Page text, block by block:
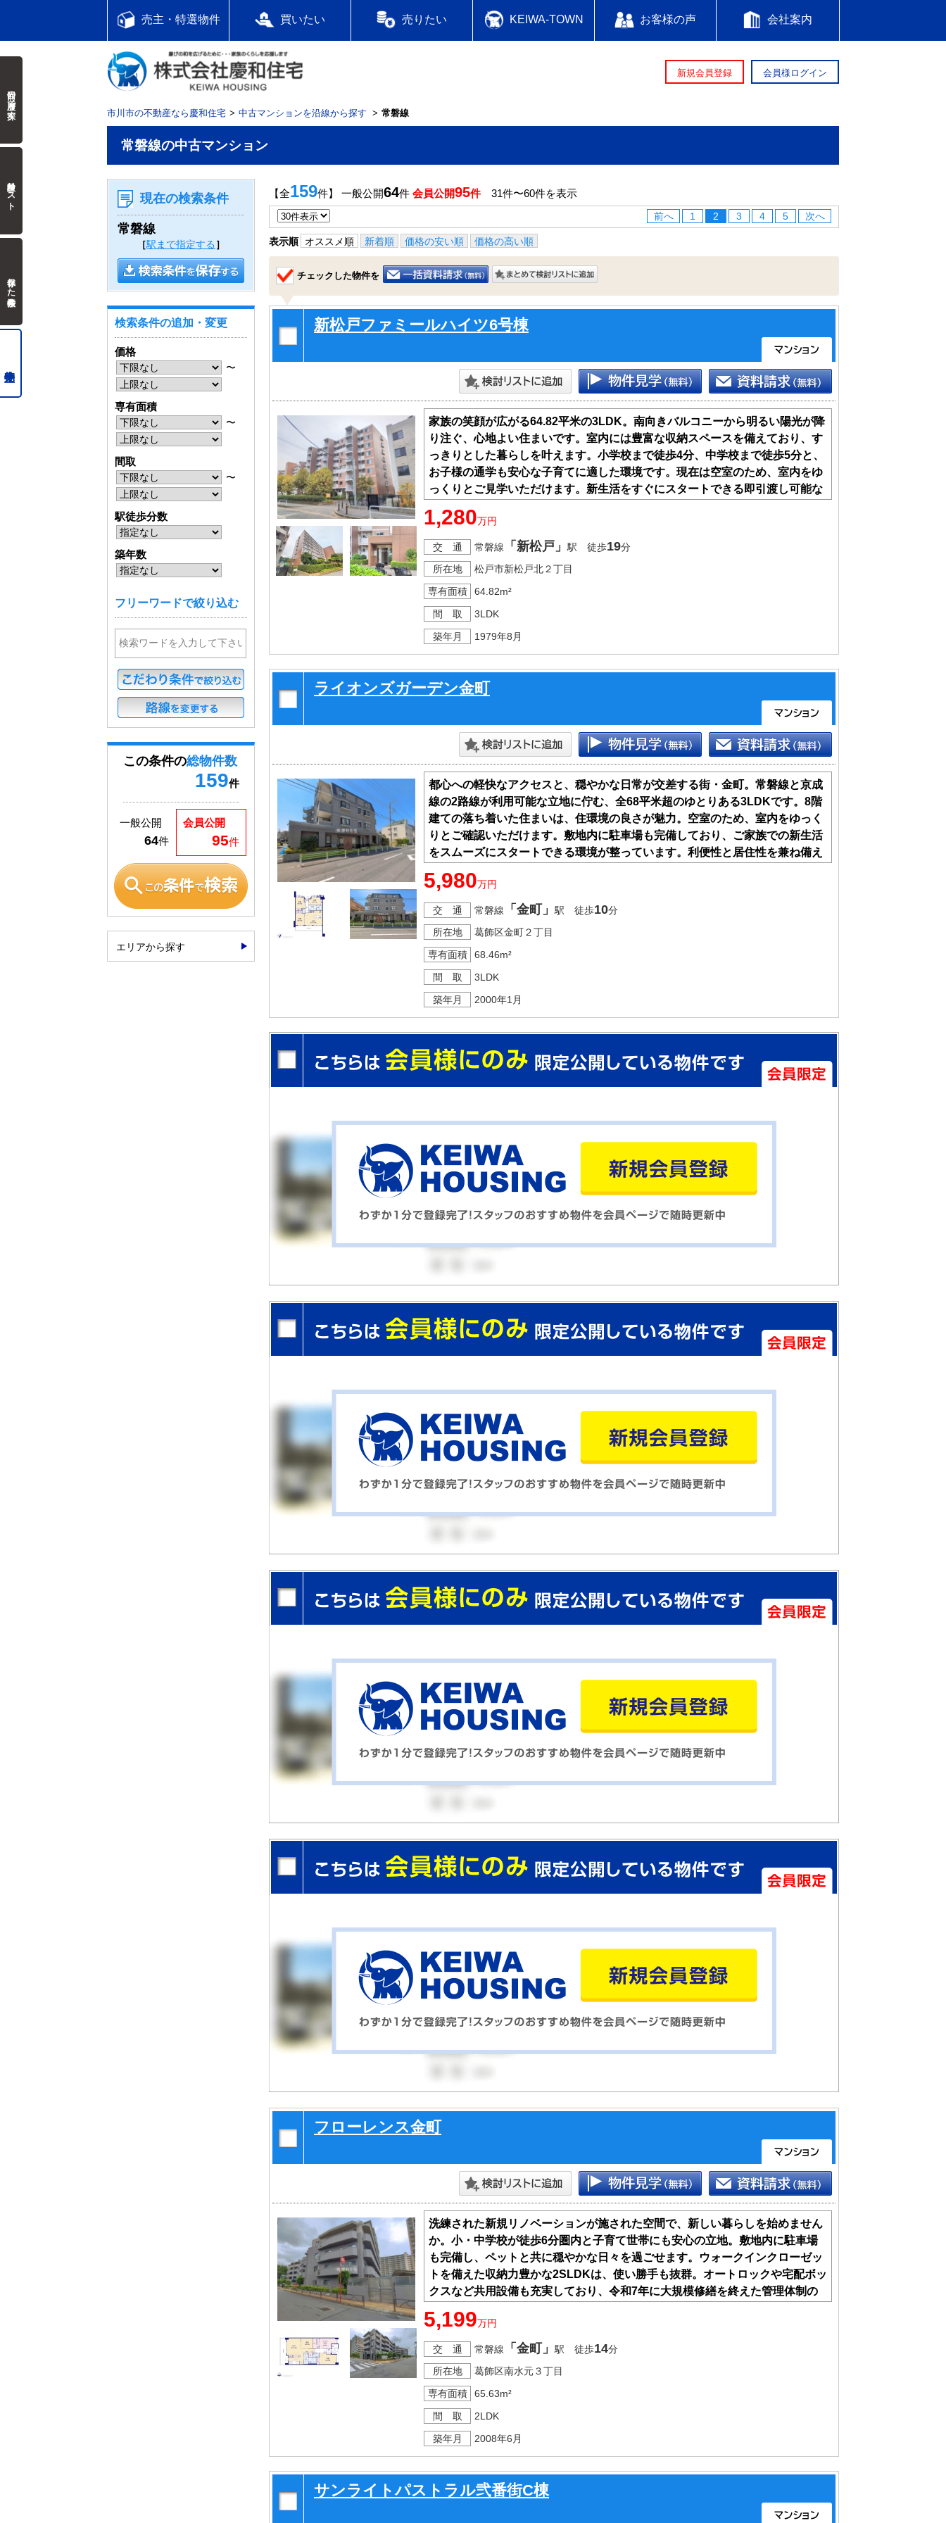
売主・特選物件 買いたい 売りたい KEIWA-TOWN お客様の声 会社案内
新規会員登録 会員様ログイン
市川市の不動産なら慶和住宅 中古マンションを沿線から探す 常磐線
常磐線の中古マンション
【全159件】 一般公開64件 会員公開95件31件〜60件を表示
前へ 1 2 3 4 5 次へ
表示順 オススメ順 新着順 価格の安い順 価格の高い順
チェックした物件を
新松戸ファミールハイツ6号棟
家族の笑顔が広がる64.82平米の3LDK。南向きバルコニーから明るい陽光が降
り注ぐ、心地よい住まいです。室内には豊富な収納スペースを備えており、す
っきりとした暮らしを叶えます。小学校まで徒歩4分、中学校まで徒歩5分と、
お子様の通学も安心な子育てに適した環境です。現在は空室のため、室内をゆ
っくりとご見学いただけます。新生活をすぐにスタートできる即引渡し可能な
1,280万円
交 通 常磐線 「新松戸」 駅 徒歩19分
所在地
松戸市新松戸北２丁目
専有面積
64.82m²
間 取
3LDK
築年月
1979年8月
ライオンズガーデン金町
都心への軽快なアクセスと、穏やかな日常が交差する街・金町。常磐線と京成
線の2路線が利用可能な立地に佇む、全68平米超のゆとりある3LDKです。8階
建ての落ち着いた住まいは、住環境の良さが魅力。空室のため、室内をゆっく
りとご確認いただけます。敷地内に駐車場も完備しており、ご家族での新生活
をスムーズにスタートできる環境が整っています。利便性と居住性を兼ね備え
5,980万円
交 通 常磐線 「金町」 駅 徒歩10分
所在地
葛飾区金町２丁目
専有面積
68.46m²
間 取
3LDK
築年月
2000年1月
フローレンス金町
洗練された新規リノベーションが施された空間で、新しい暮らしを始めません
か。小・中学校が徒歩6分圏内と子育て世帯にも安心の立地。敷地内に駐車場
も完備し、ペットと共に穏やかな日々を過ごせます。ウォークインクローゼッ
トを備えた収納力豊かな2SLDKは、使い勝手も抜群。オートロックや宅配ボッ
クスなど共用設備も充実しており、令和7年に大規模修繕を終えた管理体制の
内覧いただけます。お気軽にお問い合わせください。
5,199万円
交 通 常磐線 「金町」 駅 徒歩14分
所在地
葛飾区南水元３丁目
専有面積
65.63m²
間 取
2LDK
築年月
2008年6月
サンライトパストラル弐番街C棟
現在の検索条件
常磐線
［駅まで指定する ］
検索条件の追加・変更
価格
〜
専有面積
〜
間取
〜
駅徒歩分数
築年数
フリーワードで絞り込む
この条件の総物件数
159件
会員公開
95件
一般公開
64件
エリアから探す
前回の履歴で探す
検討中リスト
保存した検索条件